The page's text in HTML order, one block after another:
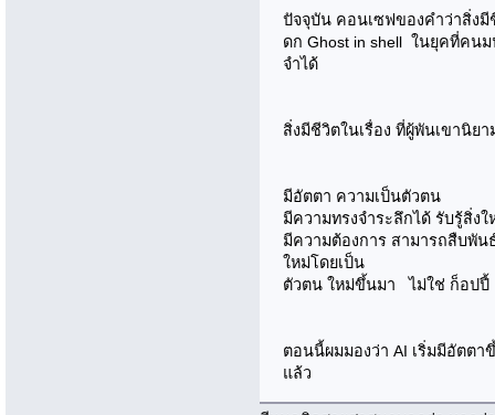
ปัจจุบัน คอนเซฟของคำว่าสิ่ง
ดก Ghost in shell ในยุคที่คนม
จำได้
สิ่งมีชีวิตในเรื่อง ที่ผู้พันเขานิย
มีอัตตา ความเป็นตัวตน
มีความทรงจำระลึกได้ รับรู้สิ่ง
มีความต้องการ สามารถสืบพั
ใหม่โดยเป็น
ตัวตน ใหม่ขึ้นมา ไม่ใช่ ก็อปปี้
ตอนนี้ผมมองว่า AI เริ่มมีอัตตา
แล้ว